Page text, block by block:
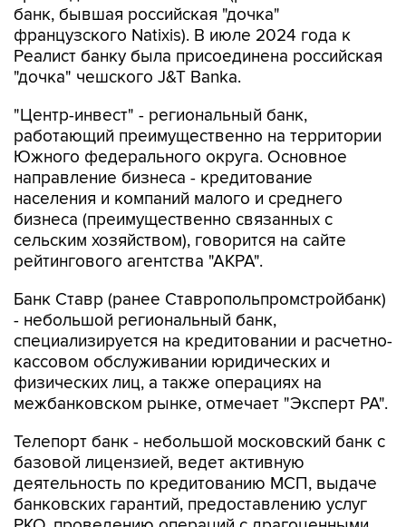
банк, бывшая российская "дочка"
французского Natixis). В июле 2024 года к
Реалист банку была присоединена российская
"дочка" чешского J&T Banka.
"Центр-инвест" - региональный банк,
работающий преимущественно на территории
Южного федерального округа. Основное
направление бизнеса - кредитование
населения и компаний малого и среднего
бизнеса (преимущественно связанных с
сельским хозяйством), говорится на сайте
рейтингового агентства "АКРА".
Банк Ставр (ранее Ставропольпромстройбанк)
- небольшой региональный банк,
специализируется на кредитовании и расчетно-
кассовом обслуживании юридических и
физических лиц, а также операциях на
межбанковском рынке, отмечает "Эксперт РА".
Телепорт банк - небольшой московский банк с
базовой лицензией, ведет активную
деятельность по кредитованию МСП, выдаче
банковских гарантий, предоставлению услуг